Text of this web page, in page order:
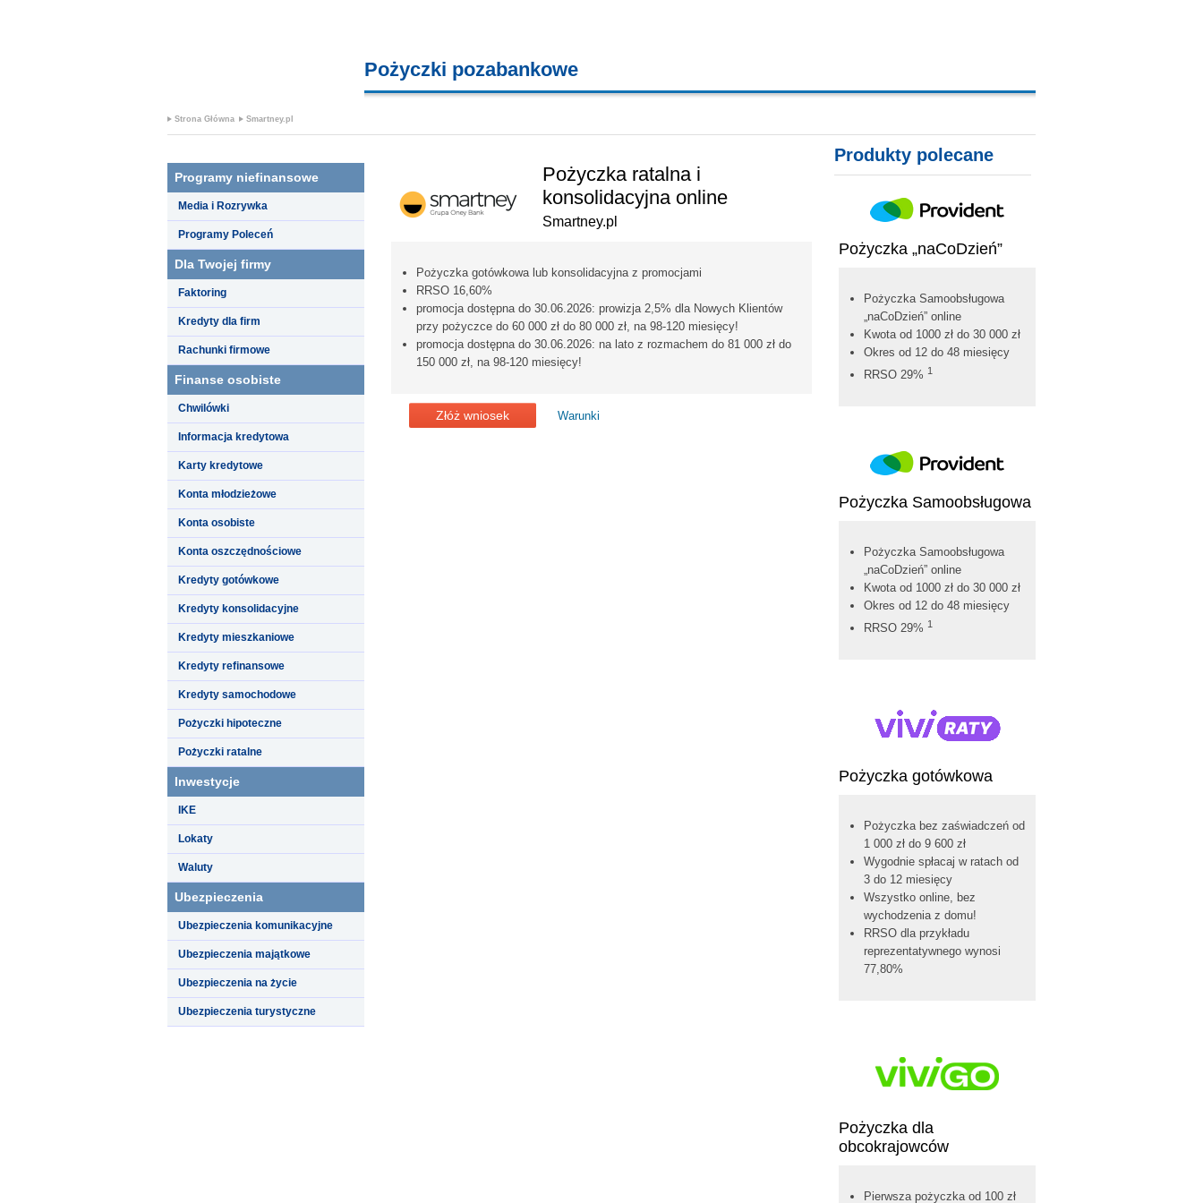
Pożyczki pozabankowe
Strona Główna Smartney.pl
Programy niefinansowe
Media i Rozrywka
Programy Poleceń
Dla Twojej firmy
Faktoring
Kredyty dla firm
Rachunki firmowe
Finanse osobiste
Chwilówki
Informacja kredytowa
Karty kredytowe
Konta młodzieżowe
Konta osobiste
Konta oszczędnościowe
Kredyty gotówkowe
Kredyty konsolidacyjne
Kredyty mieszkaniowe
Kredyty refinansowe
Kredyty samochodowe
Pożyczki hipoteczne
Pożyczki ratalne
Inwestycje
IKE
Lokaty
Waluty
Ubezpieczenia
Ubezpieczenia komunikacyjne
Ubezpieczenia majątkowe
Ubezpieczenia na życie
Ubezpieczenia turystyczne
Pożyczka ratalna i
konsolidacyjna online
Smartney.pl
Pożyczka gotówkowa lub konsolidacyjna z promocjami
RRSO 16,60%
promocja dostępna do 30.06.2026: prowizja 2,5% dla Nowych Klientów
przy pożyczce do 60 000 zł do 80 000 zł, na 98-120 miesięcy!
promocja dostępna do 30.06.2026: na lato z rozmachem do 81 000 zł do
150 000 zł, na 98-120 miesięcy!
Złóż wniosek Warunki
Produkty polecane
Pożyczka „naCoDzień”
Pożyczka Samoobsługowa
„naCoDzień” online
Kwota od 1000 zł do 30 000 zł
Okres od 12 do 48 miesięcy
RRSO 29% 1
Pożyczka Samoobsługowa
Pożyczka Samoobsługowa
„naCoDzień” online
Kwota od 1000 zł do 30 000 zł
Okres od 12 do 48 miesięcy
RRSO 29% 1
Pożyczka gotówkowa
Pożyczka bez zaświadczeń od
1 000 zł do 9 600 zł
Wygodnie spłacaj w ratach od
3 do 12 miesięcy
Wszystko online, bez
wychodzenia z domu!
RRSO dla przykładu
reprezentatywnego wynosi
77,80%
Pożyczka dla
obcokrajowców
Pierwsza pożyczka od 100 zł